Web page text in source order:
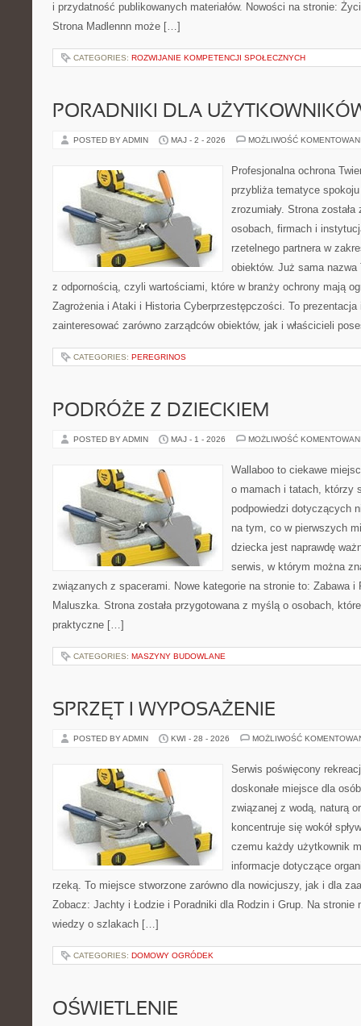
i przydatność publikowanych materiałów. Nowości na stronie:
Strona Madlennn może […]
CATEGORIES: ROZWIJANIE KOMPETENCJI SPOŁECZNYCH
PORADNIKI DLA
POSTED BY ADMIN MAJ - 2 - 2026 MOŻLIWOŚĆ
Profesjonalna ochrona
przybliża tematyce
zrozumiały. Strona
osobach, firmach i
rzetelnego partnera w
obiektów. Już sama nazwa
z odpornością, czyli wartościami, które w branży ochrony mają
Zagrożenia i Ataki i Historia Cyberprzestępczości. To
zainteresować zarówno zarządców obiektów, jak i właścicieli
CATEGORIES: PEREGRINOS
PODRÓŻE Z DZIECKIEM
POSTED BY ADMIN MAJ - 1 - 2026 MOŻLIWOŚĆ
Wallaboo to ciekawe
o mamach i tatach, którzy
podpowiedzi dotyczących
na tym, co w pierwszych
dziecka jest naprawdę
serwis, w którym można
związanych z spacerami. Nowe kategorie na stronie to: Zabawa i
Maluszka. Strona została przygotowana z myślą o osobach,
praktyczne […]
CATEGORIES: MASZYNY BUDOWLANE
SPRZĘT I WYPOSAŻENIE
POSTED BY ADMIN KWI - 28 - 2026 MOŻLIWOŚĆ
Serwis poświęcony
doskonałe miejsce dla
związanej z wodą, naturą
koncentruje się wokół
czemu każdy użytkownik
informacje dotyczące
rzeką. To miejsce stworzone zarówno dla nowicjuszy, jak i dla
Zobacz: Jachty i Łodzie i Poradniki dla Rodzin i Grup. Na stronie
wiedzy o szlakach […]
CATEGORIES: DOMOWY OGRÓDEK
OŚWIETLENIE